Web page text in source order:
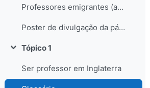
Professores emigrantes (artigo no semanário Sol, edição de 31-05-08)
Poster de divulgação da página
Contrair
Tópico 1
Ser professor em Inglaterra